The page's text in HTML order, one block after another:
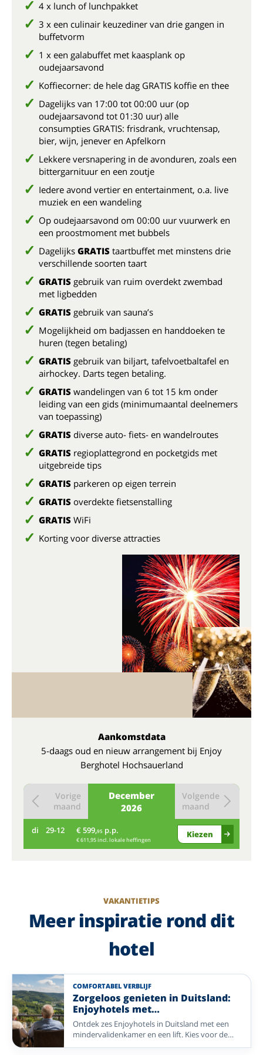
4 x lunch of lunchpakket
3 x een culinair keuzediner van drie gangen in
buffetvorm
1 x een galabuffet met kaasplank op
oudejaarsavond
Koffiecorner: de hele dag GRATIS koffie en thee
Dagelijks van 17:00 tot 00:00 uur (op
oudejaarsavond tot 01:30 uur) alle
consumpties GRATIS: frisdrank, vruchtensap,
bier, wijn, jenever en Apfelkorn
Lekkere versnapering in de avonduren, zoals een
bittergarnituur en een zoutje
Iedere avond vertier en entertainment, o.a. live
muziek en een wandeling
Op oudejaarsavond om 00:00 uur vuurwerk en
een proostmoment met bubbels
Dagelijks GRATIS taartbuffet met minstens drie
verschillende soorten taart
GRATIS gebruik van ruim overdekt zwembad
met ligbedden
GRATIS gebruik van sauna’s
Mogelijkheid om badjassen en handdoeken te
huren (tegen betaling)
GRATIS gebruik van biljart, tafelvoetbaltafel en
airhockey. Darts tegen betaling.
GRATIS wandelingen van 6 tot 15 km onder
leiding van een gids (minimumaantal deelnemers
van toepassing)
GRATIS diverse auto- fiets- en wandelroutes
GRATIS regioplattegrond en pocketgids met
uitgebreide tips
GRATIS parkeren op eigen terrein
GRATIS overdekte fietsenstalling
GRATIS WiFi
Korting voor diverse attracties
Aankomstdata
5-daags oud en nieuw arrangement bij Enjoy
Berghotel Hochsauerland
December
2026
Vorige
maand
Volgende
maand
di 29-12 € 599,95 p.p.
€ 611,95 incl. lokale heffingen
Kiezen
VAKANTIETIPS
Meer inspiratie rond dit
hotel
COMFORTABEL VERBLIJF
Zorgeloos genieten in Duitsland:
Enjoyhotels met
mindervalidekamers
Ontdek zes Enjoyhotels in Duitsland met een
mindervalidenkamer en een lift. Kies voor de
wijngaarden van de Moezel, de frisse zeelucht